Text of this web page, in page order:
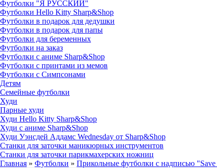
Футболки "Я РУССКИЙ"
Футболки Hello Kitty Sharp&Shop
Футболки в подарок для дедушки
Футболки в подарок для папы
Футболки для беременных
Футболки на заказ
Футболки с аниме Sharp&Shop
Футболки с принтами из мемов
Футболки с Симпсонами
Детям
Семейные футболки
Худи
Парные худи
Худи Hello Kitty Sharp&Shop
Худи с аниме Sharp&Shop
Худи Уэнсдей Аддамс Wednesday от Sharp&Shop
Станки для заточки маникюрных инструментов
Станки для заточки парикмахерских ножниц
Главная » Футболки » Прикольные футболки с надписью